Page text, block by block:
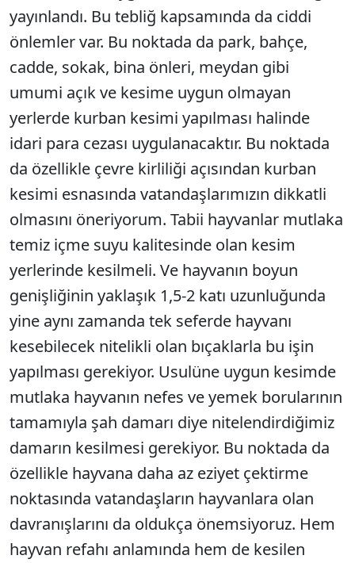
yayınlandı. Bu tebliğ kapsamında da ciddi
önlemler var. Bu noktada da park, bahçe,
cadde, sokak, bina önleri, meydan gibi
umumi açık ve kesime uygun olmayan
yerlerde kurban kesimi yapılması halinde
idari para cezası uygulanacaktır. Bu noktada
da özellikle çevre kirliliği açısından kurban
kesimi esnasında vatandaşlarımızın dikkatli
olmasını öneriyorum. Tabii hayvanlar mutlaka
temiz içme suyu kalitesinde olan kesim
yerlerinde kesilmeli. Ve hayvanın boyun
genişliğinin yaklaşık 1,5-2 katı uzunluğunda
yine aynı zamanda tek seferde hayvanı
kesebilecek nitelikli olan bıçaklarla bu işin
yapılması gerekiyor. Usulüne uygun kesimde
mutlaka hayvanın nefes ve yemek borularının
tamamıyla şah damarı diye nitelendirdiğimiz
damarın kesilmesi gerekiyor. Bu noktada da
özellikle hayvana daha az eziyet çektirme
noktasında vatandaşların hayvanlara olan
davranışlarını da oldukça önemsiyoruz. Hem
hayvan refahı anlamında hem de kesilen